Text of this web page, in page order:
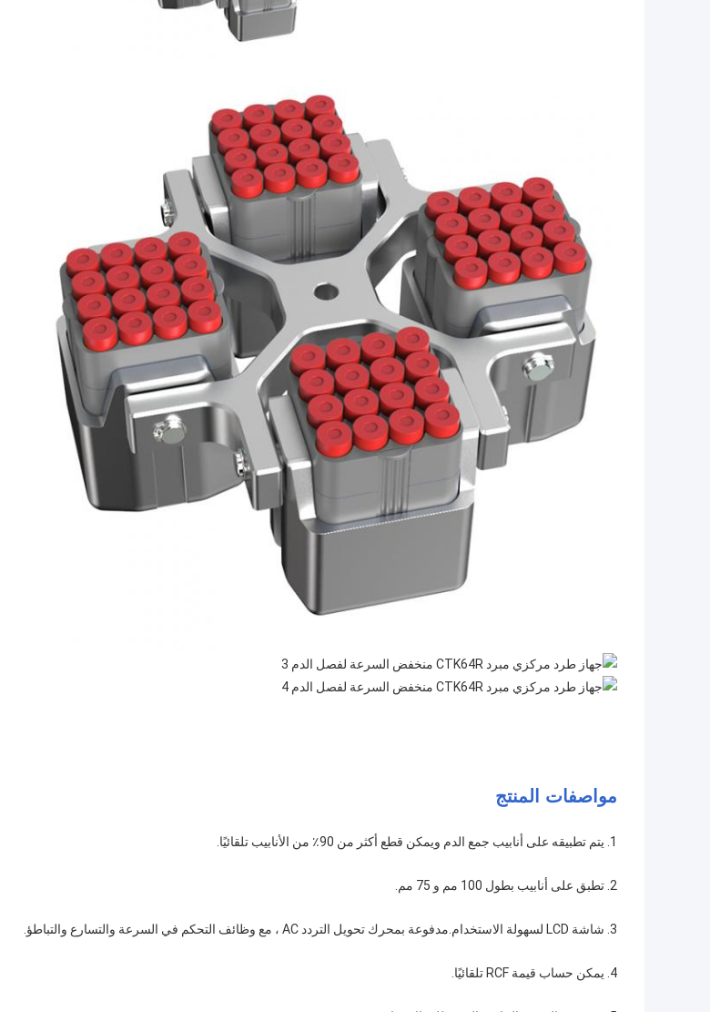
مواصفات المنتج
1. يتم تطبيقه على أنابيب جمع الدم ويمكن قطع أكثر من 90٪ من الأنابيب تلقائيًا.
2. تطبق على أنابيب بطول 100 مم و 75 مم.
3. شاشة LCD لسهولة الاستخدام.مدفوعة بمحرك تحويل التردد AC ، مع وظائف التحكم في السرعة والتسارع والتباطؤ.
4. يمكن حساب قيمة RCF تلقائيًا.